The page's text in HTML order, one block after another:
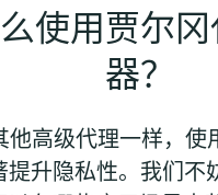
使用贾尔
器？
他高级代理一样，使
提升隐私性。我们不